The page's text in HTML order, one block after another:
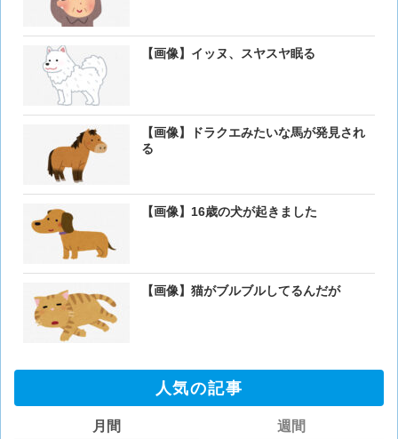
【画像】イッヌ、スヤスヤ眠る
【画像】ドラクエみたいな馬が発見され
る
【画像】16歳の犬が起きました
【画像】猫がブルブルしてるんだが
人気の記事
月間 週間